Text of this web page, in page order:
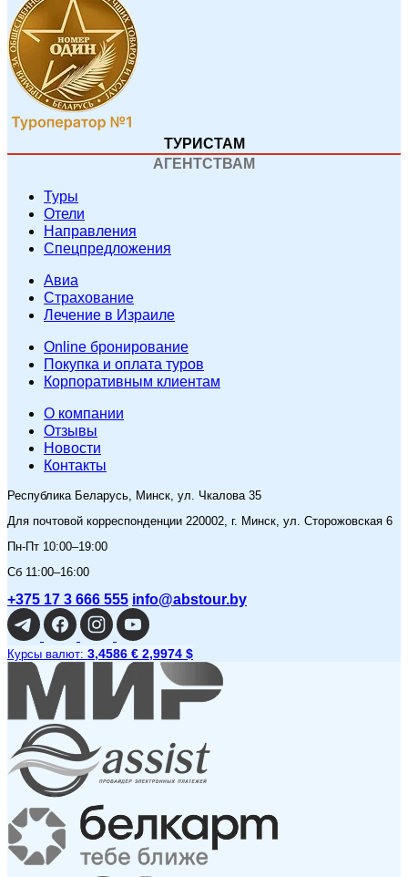
ТУРИСТАМ
АГЕНТСТВАМ
Туры
Отели
Направления
Спецпредложения
Авиа
Страхование
Лечение в Израиле
Online бронирование
Покупка и оплата туров
Корпоративным клиентам
O компании
Отзывы
Новости
Контакты
Республика Беларусь, Минск, ул. Чкалова 35
Для почтовой корреспонденции 220002, г. Минск, ул. Сторожовская 6
Пн-Пт 10:00–19:00
Сб 11:00–16:00
+375 17 3 666 555 info@abstour.by
Курсы валют: 3,4586 € 2,9974 $